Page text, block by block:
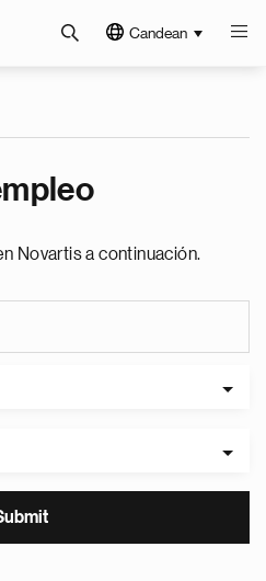
Candean
Novartis a continuación.